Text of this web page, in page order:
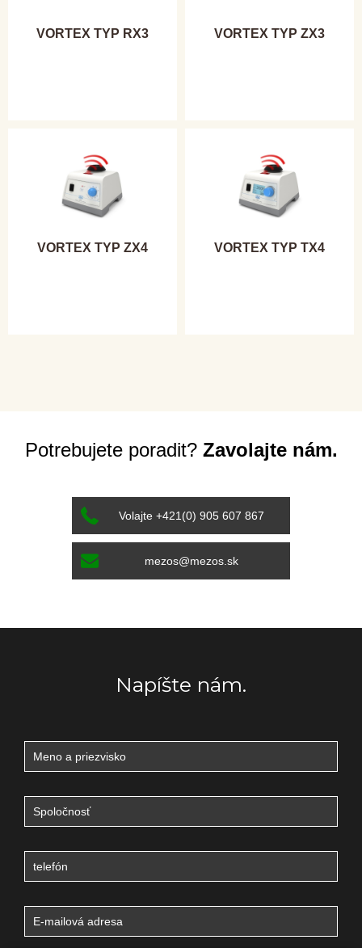
VORTEX TYP RX3 VORTEX TYP ZX3
VORTEX TYP ZX4 VORTEX TYP TX4
Potrebujete poradit? Zavolajte nám.
Volajte +421(0) 905 607 867
mezos@mezos.sk
Napíšte nám.